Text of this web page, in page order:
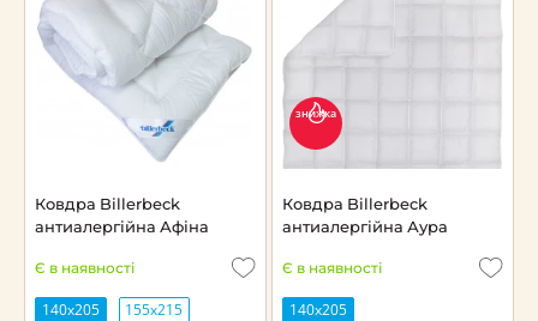
Ковдра Billerbeck
антиалергійна Афіна
Є в наявності
140х205
155х215
знижка
Ковдра Billerbeck
антиалергійна Аура
Є в наявності
140х205